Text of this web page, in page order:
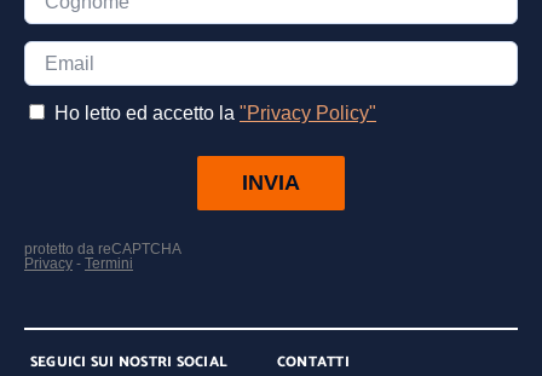
SEGUICI SUI NOSTRI SOCIAL
CONTATTI